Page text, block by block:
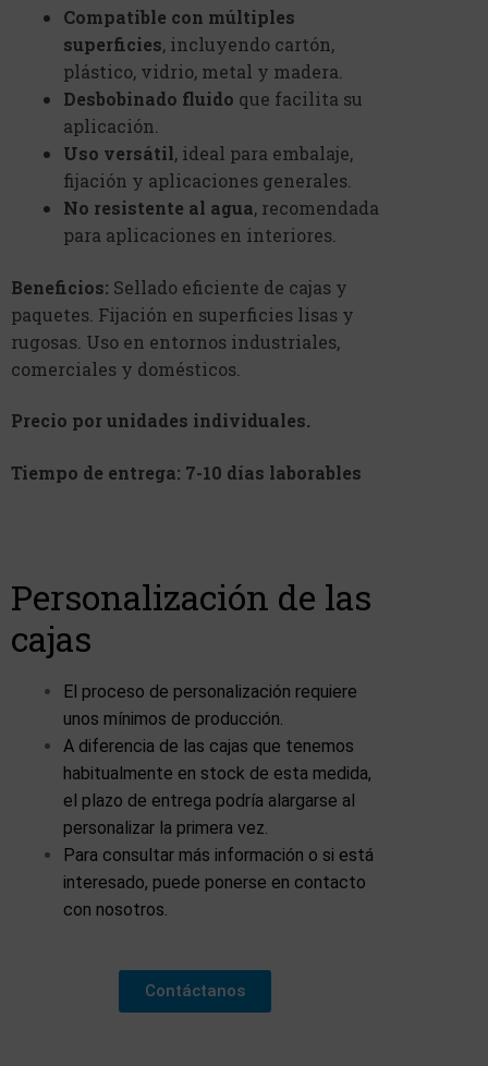
Compatible con múltiples
superficies, incluyendo cartón,
plástico, vidrio, metal y madera.
Desbobinado fluido que facilita su
aplicación.
Uso versátil, ideal para embalaje,
fijación y aplicaciones generales.
No resistente al agua, recomendada
para aplicaciones en interiores.
Beneficios: Sellado eficiente de cajas y
paquetes. Fijación en superficies lisas y
rugosas. Uso en entornos industriales,
comerciales y domésticos.
Precio por unidades individuales.
Tiempo de entrega: 7-10 días laborables
Personalización de las
cajas
El proceso de personalización requiere
unos mínimos de producción.
A diferencia de las cajas que tenemos
habitualmente en stock de esta medida,
el plazo de entrega podría alargarse al
personalizar la primera vez.
Para consultar más información o si está
interesado, puede ponerse en contacto
con nosotros.
Contáctanos